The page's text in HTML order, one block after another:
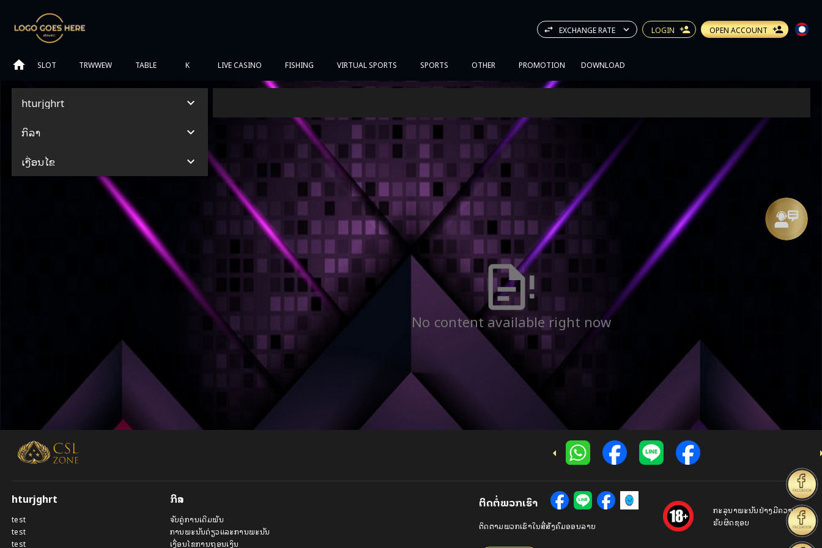
EXCHANGE RATE LOGIN OPEN ACCOUNT
SLOT TRWWEW TABLE K LIVE CASINO FISHING VIRTUAL SPORTS SPORTS OTHER PROMOTION DOWNLOAD
hturjghrt
ກິລາ
ເງື່ອນໄຂ
No content available right now
hturjghrt
test
test
test
ກິລາ
ຈັບຄູ່ການເດີມພັນ
ການພະນັນດ່ຽວແລະການພະນັນ
ເງື່ອນໄຂການຖອນເງິນ
ຕິດຕໍ່ພວກເຮົາ
ຕິດຕາມພວກເຮົາໃນສື່ສັງຄົມອອນລາຍ
ກະລຸນາພະນັນຢ່າງມີຄວາມ
ຮັບຜິດຊອບ